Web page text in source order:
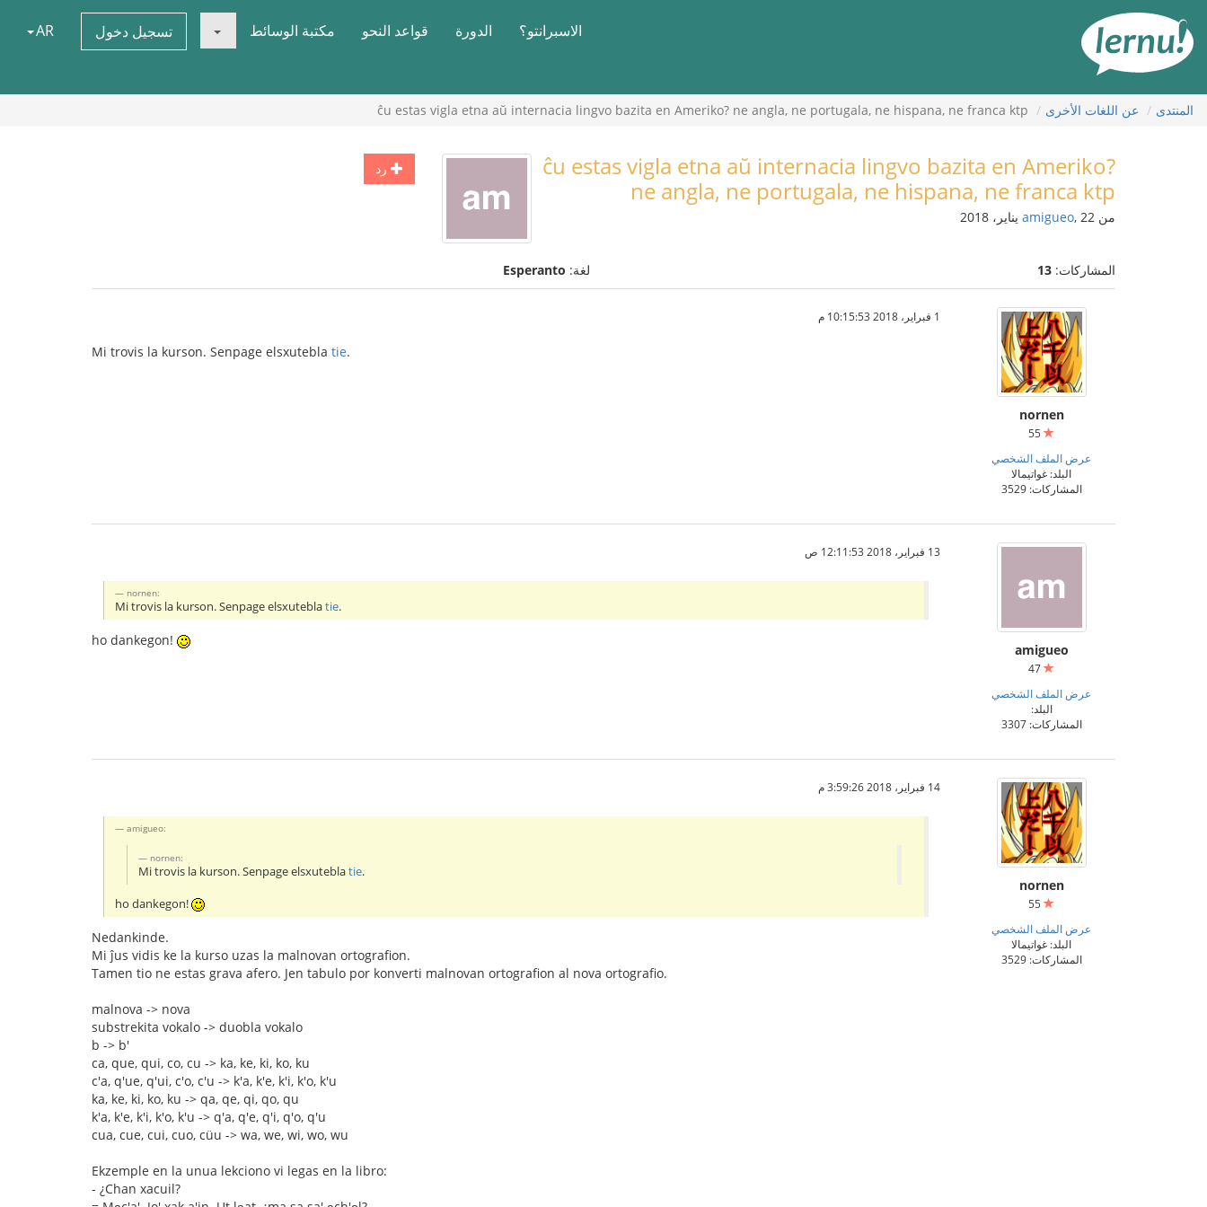
المحتويات
الاسبرانتو؟ الدورة قواعد النحو مكتبة الوسائط تسجيل دخول AR
المنتدى عن اللغات الأخرى ĉu estas vigla etna aŭ internacia lingvo bazita en Ameriko? ne angla, ne portugala, ne hispana, ne franca ktp
رد
ĉu estas vigla etna aŭ internacia lingvo bazita en Ameriko?
ne angla, ne portugala, ne hispana, ne franca ktp
من amigueo, 22 يناير، 2018
المشاركات: 13 لغة: Esperanto
nornen
عرض الملف الشخصي
البلد: غواتيمالا
المشاركات: 3529
1 فبراير، 2018 10:15:53 م
Mi trovis la kurson. Senpage elsxutebla tie.
amigueo
عرض الملف الشخصي
البلد:
المشاركات: 3307
13 فبراير، 2018 12:11:53 ص
nornen:
Mi trovis la kurson. Senpage elsxuteblatie.
ho dankegon!
nornen
عرض الملف الشخصي
البلد: غواتيمالا
المشاركات: 3529
14 فبراير، 2018 3:59:26 م
amigueo:
nornen:
Mi trovis la kurson. Senpage elsxuteblatie.
ho dankegon!
Nedankinde.
Mi ĵus vidis ke la kurso uzas la malnovan ortografion.
Tamen tio ne estas grava afero. Jen tabulo por konverti malnovan ortografion al nova ortografio.
malnova -> nova
substrekita vokalo -> duobla vokalo
b -> b'
ca, que, qui, co, cu -> ka, ke, ki, ko, ku
c'a, q'ue, q'ui, c'o, c'u -> k'a, k'e, k'i, k'o, k'u
ka, ke, ki, ko, ku -> qa, qe, qi, qo, qu
k'a, k'e, k'i, k'o, k'u -> q'a, q'e, q'i, q'o, q'u
cua, cue, cui, cuo, cüu -> wa, we, wi, wo, wu
Ekzemple en la unua lekciono vi legas en la libro:
- ¿Chan xacuil?